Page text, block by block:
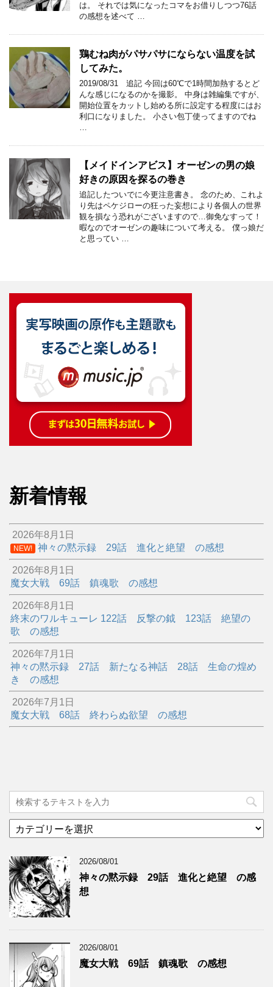
は。 それでは気になったコマをお借りしつつ76話
の感想を述べて …
鶏むね肉がパサパサにならない温度を試
してみた。
2019/08/31 追記 今回は60℃で1時間加熱するとど
んな感じになるのかを撮影。 中身は雑編集ですが、
開始位置をカットし始める所に設定する程度にはお
利口になりました。 小さい包丁使ってますのでね
…
【メイドインアビス】オーゼンの男の娘
好きの原因を探るの巻き
追記したついでに今更注意書き。 念のため、これよ
り先はペケジローの狂った妄想により各個人の世界
観を損なう恐れがございますので…御免なすって！
暇なのでオーゼンの趣味について考える。 僕っ娘だ
と思ってい …
新着情報
2026年8月1日
NEW! 神々の黙示録 29話 進化と絶望 の感想
2026年8月1日
魔女大戦 69話 鎮魂歌 の感想
2026年8月1日
終末のワルキューレ 122話 反撃の鉞 123話 絶望の
歌 の感想
2026年7月1日
神々の黙示録 27話 新たなる神話 28話 生命の煌め
き の感想
2026年7月1日
魔女大戦 68話 終わらぬ欲望 の感想
テ
リ
ー
2026/08/01
神々の黙示録 29話 進化と絶望 の感
想
2026/08/01
魔女大戦 69話 鎮魂歌 の感想